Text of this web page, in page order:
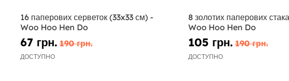
16 паперових серветок (33x33 см) -
Woo Hoo Hen Do
67 грн. 190 грн.
ДОСТУПНО
8 золотих паперових
Woo Hoo Hen Do
105 грн. 190 грн.
ДОСТУПНО